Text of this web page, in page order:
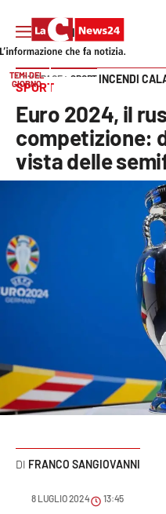
Cronaca
Attualità
Economia e lavoro
Sanità
Sport
Vai
TEMI DEL
GIORNO
INCENDI
HOME PAGE SPORT
SPORT
Euro 2024, il
competizione:
vista delle
FRANCO SANGIOVANNI
8 LUGLIO 2024 13:45